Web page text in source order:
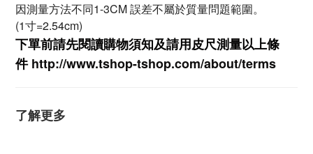
因測量方法不同1-3CM 誤差不屬於質量問題範圍。
(1寸=2.54cm)
下單前請先閱讀購物須知及請用皮尺測量以上條
件 http://www.tshop-tshop.com/about/terms
了解更多